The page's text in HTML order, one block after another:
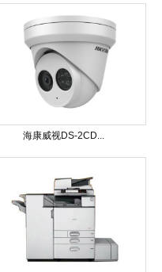
海康威视DS-2CD...